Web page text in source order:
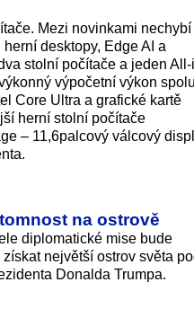
Mezi novinkami nechybí
desktopy, Edge AI a
stolní počítače a jeden
výpočetní výkon spolu
Core Ultra a grafické kartě
herní stolní počítače
– 11,6palcový válcový
na ostrově
diplomatické mise bude
největší ostrov světa
Donalda Trumpa.